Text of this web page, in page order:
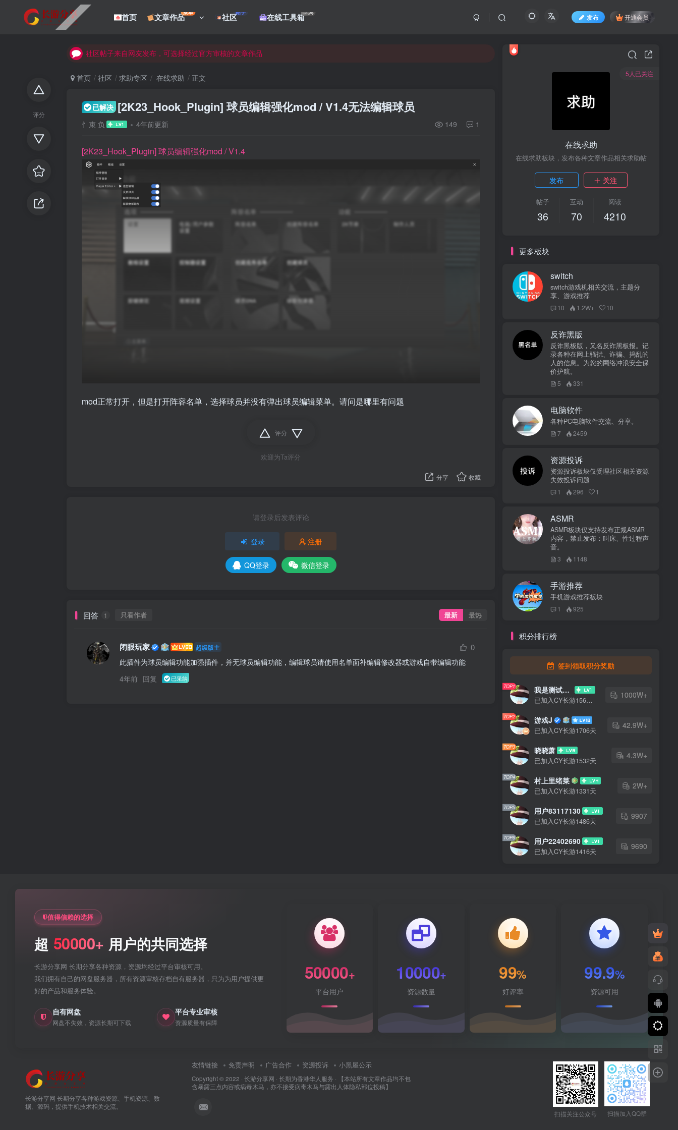
首页 文章作品菜单 社区帖子 在线工具箱工具
发布 开通会员
评分
社区帖子来自网友发布，可选择经过官方审核的文章作品
社区帖子来自网友发布，可选择经过官方审核的文章作品
首页 社区 求助专区 在线求助 正文
已解决 [2K23_Hook_Plugin] 球员编辑强化mod / V1.4无法编辑球员
忄束 负 4年前更新 149 1
[2K23_Hook_Plugin] 球员编辑强化mod / V1.4
mod正常打开，但是打开阵容名单，选择球员并没有弹出球员编辑菜单。请问是哪里有问题
评分
欢迎为Ta评分
分享 收藏
请登录后发表评论
登录 注册
QQ登录 微信登录
回答 1 只看作者 最新 最热
闭眼玩家 超级版主 0
此插件为球员编辑功能加强插件，并无球员编辑功能，编辑球员请使用名单面补编辑修改器或游戏自带编辑功能
4年前 回复 已采纳
5人已关注
在线求助
在线求助板块，发布各种文章作品相关求助帖
发布 关注
帖子
36
互动
70
阅读
4210
更多板块
switch
switch游戏机相关交流，主题分
享、游戏推荐
10 1.2W+ 10
反诈黑版
反诈黑板版，又名反诈黑板报。记
录各种在网上骚扰、诈骗、捣乱的
人的信息。为您的网络冲浪安全保
价护航。
5 331
电脑软件
各种PC电脑软件交流、分享。
7 2459
资源投诉
资源投诉板块仅受理社区相关资源
失效投诉问题
1 296 1
ASMR
ASMR板块仅支持发布正规ASMR
内容，禁止发布：叫床、性过程声
音。
3 1148
手游推荐
手机游戏推荐板块
1 925
积分排行榜
签到领取积分奖励
TOP1 我是测试大哥
已加入CY长游1567天
1000W+
TOP2 游戏J
已加入CY长游1706天
42.9W+
TOP3 晓晓萧
已加入CY长游1532天
4.3W+
TOP4 村上里绪菜
已加入CY长游1331天
2W+
TOP5 用户83117130
已加入CY长游1486天
9907
TOP6 用户22402690
已加入CY长游1416天
9690
值得信赖的选择
超 50000+ 用户的共同选择
长游分享网 长期分享各种资源，资源均经过平台审核可用。
我们拥有自己的网盘服务器，所有资源审核存档自有服务器，只为为用户提供更
好的产品和服务体验。
自有网盘
网盘不失效，资源长期可下载
平台专业审核
资源质量有保障
50000+
平台用户
10000+
资源数量
99%
好评率
99.9%
资源可用
长游分享网 长期分享各种游戏资源、手机资源、数
据、源码，提供手机技术相关交流。
友情链接 免责声明 广告合作 资源投诉 小黑屋公示
Copyright © 2022 · 长游分享网 · 长期为香港华人服务 · 【本站所有文章作品均不包
含暴露三点内容或病毒木马，亦不接受病毒木马与露出人体隐私部位投稿】
扫描关注公众号 扫描加入QQ群